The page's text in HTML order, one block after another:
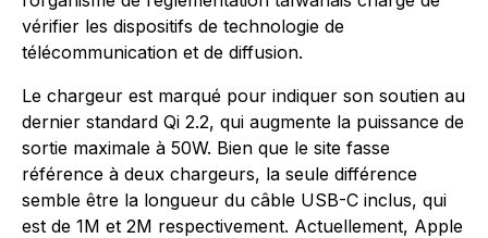
vérifier les dispositifs de technologie de
télécommunication et de diffusion.
Le chargeur est marqué pour indiquer son soutien au
dernier standard Qi 2.2, qui augmente la puissance de
sortie maximale à 50W. Bien que le site fasse
référence à deux chargeurs, la seule différence
semble être la longueur du câble USB-C inclus, qui
est de 1M et 2M respectivement. Actuellement, Apple